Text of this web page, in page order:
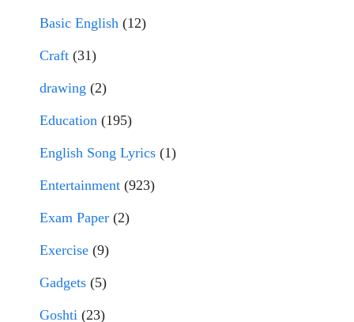
Basic English (12)
Craft (31)
drawing (2)
Education (195)
English Song Lyrics (1)
Entertainment (923)
Exam Paper (2)
Exercise (9)
Gadgets (5)
Goshti (23)